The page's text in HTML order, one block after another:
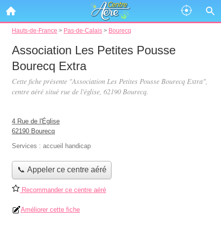
Hauts-de-France > Pas-de-Calais > Bourecq
Association Les Petites Pousse
Bourecq Extra
Cette fiche présente "Association Les Petites Pousse Bourecq Extra",
centre aéré situé rue de l'église, 62190 Bourecq.
4 Rue de l'Église
62190 Bourecq
Services : accueil handicap
📞 Appeler ce centre aéré
Recommander ce centre aéré
Améliorer cette fiche